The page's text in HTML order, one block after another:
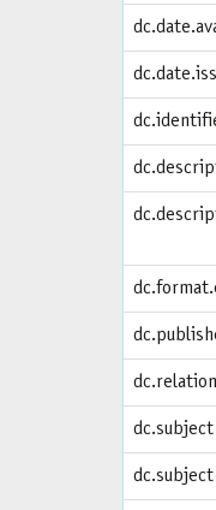
dc.subject
dc.subject